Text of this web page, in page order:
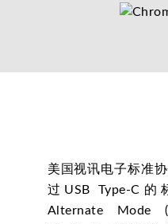
美国视讯电子标准
过USB Type-C
Alternate